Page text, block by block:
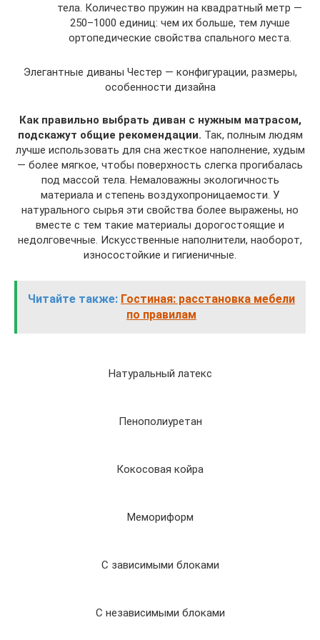
тела. Количество пружин на квадратный метр —
250–1000 единиц: чем их больше, тем лучше
ортопедические свойства спального места.
Элегантные диваны Честер — конфигурации, размеры,
особенности дизайна
Как правильно выбрать диван с нужным матрасом,
подскажут общие рекомендации. Так, полным людям
лучше использовать для сна жесткое наполнение, худым
— более мягкое, чтобы поверхность слегка прогибалась
под массой тела. Немаловажны экологичность
материала и степень воздухопроницаемости. У
натурального сырья эти свойства более выражены, но
вместе с тем такие материалы дорогостоящие и
недолговечные. Искусственные наполнители, наоборот,
износостойкие и гигиеничные.
Читайте также: Гостиная: расстановка мебели
по правилам
Натуральный латекс
Пенополиуретан
Кокосовая койра
Мемориформ
С зависимыми блоками
С независимыми блоками